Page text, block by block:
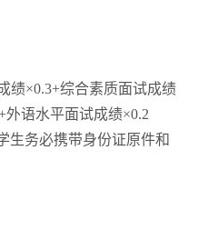
绩×0.3+综合素质面试成绩
外语水平面试成绩×0.2
生务必携带身份证原件和